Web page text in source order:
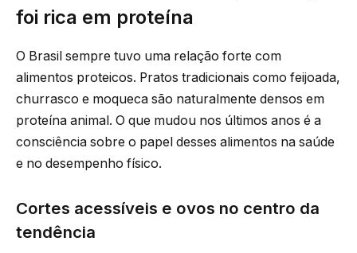
foi rica em proteína
O Brasil sempre tuvo uma relação forte com
alimentos proteicos. Pratos tradicionais como feijoada,
churrasco e moqueca são naturalmente densos em
proteína animal. O que mudou nos últimos anos é a
consciência sobre o papel desses alimentos na saúde
e no desempenho físico.
Cortes acessíveis e ovos no centro da
tendência